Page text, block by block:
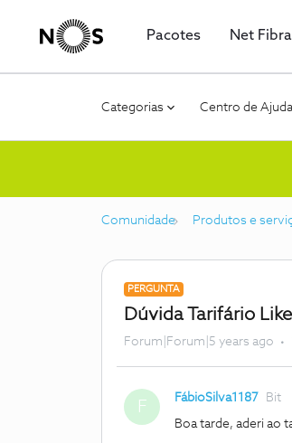
Pacotes Net Fibra
Categorias Centro de Ajuda
Comunidade Produtos e
PERGUNTA
Dúvida Tarifário Like
Forum|Forum|5 years ago
F FábioSilva1187 Bit
Boa tarde, aderi ao